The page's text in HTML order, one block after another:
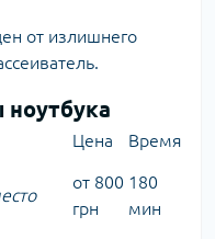
от излишнего
Цена
Время
от 800
грн
180
мин